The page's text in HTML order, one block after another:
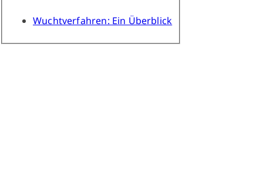
Wuchtverfahren: Ein Überblick